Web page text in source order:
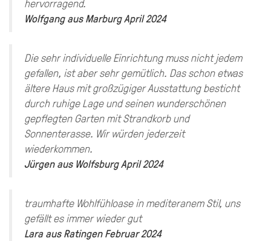
hervorragend.
WolfgangausMarburgApril 2024
Die sehr individuelle Einrichtung muss nicht jedem
gefallen, ist aber sehr gemütlich. Das schon etwas
ältere Haus mit großzügiger Ausstattung besticht
durch ruhige Lage und seinen wunderschönen
gepflegten Garten mit Strandkorb und
Sonnenterasse. Wir würden jederzeit
wiederkommen.
JürgenausWolfsburgApril 2024
traumhafte Wohlfühloase in mediteranem Stil, uns
gefällt es immer wieder gut
LaraausRatingenFebruar 2024